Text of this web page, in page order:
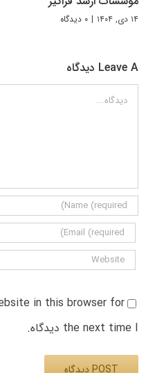
۱۴ دی, ۱۴۰۴ | ۰ دیدگاه
Leave A دیدگاه
دیدگاه
in this browser for
the next time I دیدگاه.